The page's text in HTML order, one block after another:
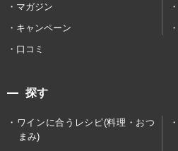
マガジン
キャンペーン
口コミ
探す
ワインに合うレシピ(料理・おつ
まみ)